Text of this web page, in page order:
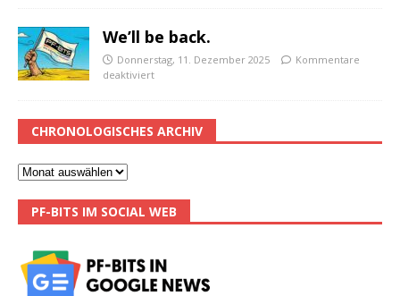
We’ll be back.
Donnerstag, 11. Dezember 2025
Kommentare
deaktiviert
CHRONOLOGISCHES ARCHIV
PF-BITS IM SOCIAL WEB